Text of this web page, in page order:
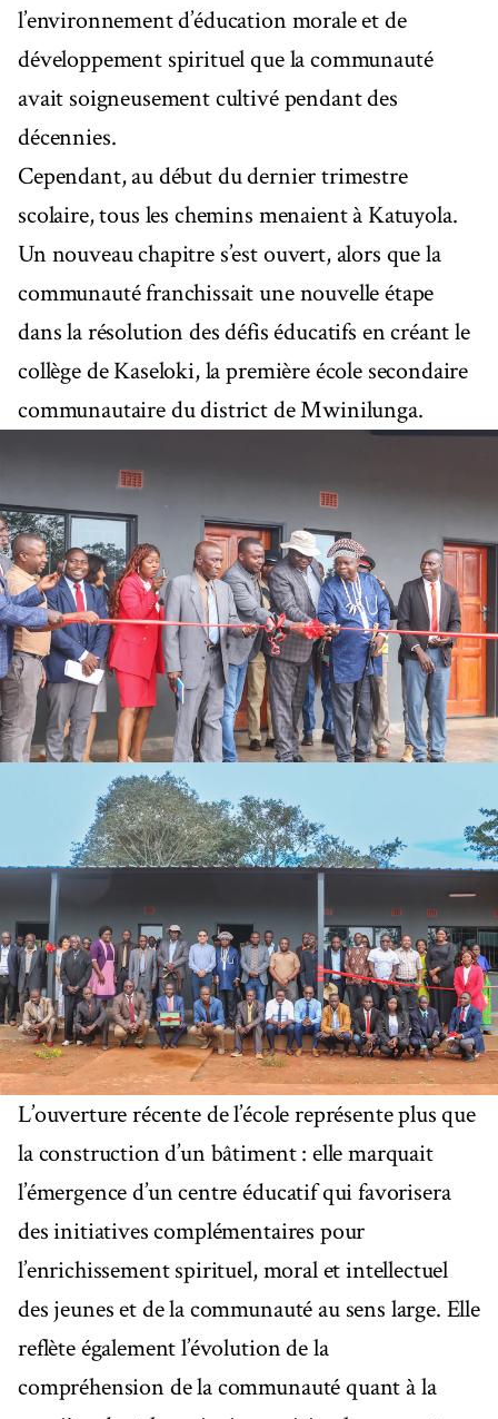
l’environnement d’éducation morale et de
développement spirituel que la communauté
avait soigneusement cultivé pendant des
décennies.
Cependant, au début du dernier trimestre
scolaire, tous les chemins menaient à Katuyola.
Un nouveau chapitre s’est ouvert, alors que la
communauté franchissait une nouvelle étape
dans la résolution des défis éducatifs en créant le
collège de Kaseloki, la première école secondaire
communautaire du district de Mwinilunga.
L’ouverture récente de l’école représente plus que
la construction d’un bâtiment : elle marquait
l’émergence d’un centre éducatif qui favorisera
des initiatives complémentaires pour
l’enrichissement spirituel, moral et intellectuel
des jeunes et de la communauté au sens large. Elle
reflète également l’évolution de la
compréhension de la communauté quant à la